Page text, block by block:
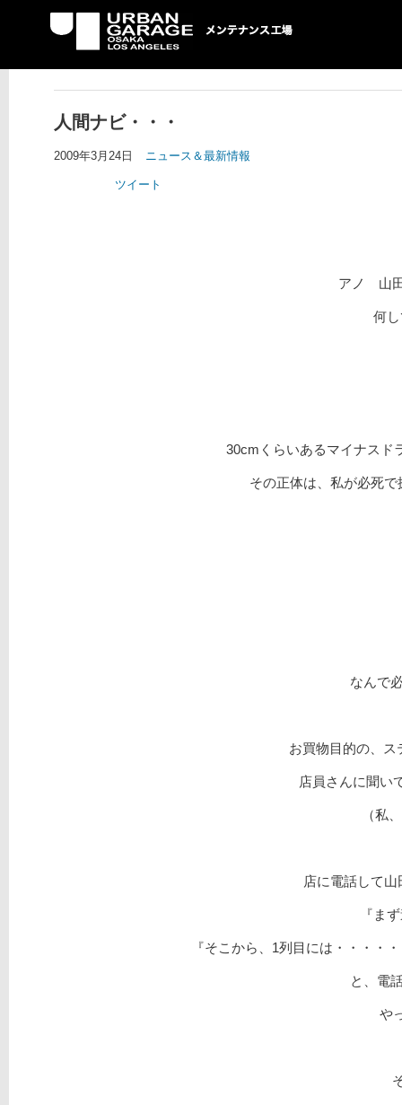
UG メンテナンス工場
人間ナビ・・・
2009年3月24日 ニュース＆最新情報
ツイート
アノ 山
何
30cmくらいあるマイナ
その正体は、私が必死
なんで
お買物目的の、
店員さんに聞い
（私
店に電話して
『ま
『そこから、1列目には・・・・
と、電
や